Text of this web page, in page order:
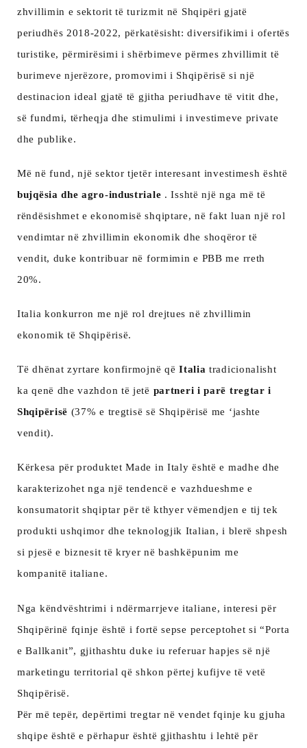
zhvillimin e sektorit të turizmit në Shqipëri gjatë
periudhës 2018-2022, përkatësisht: diversifikimi i ofertës
turistike, përmirësimi i shërbimeve përmes zhvillimit të
burimeve njerëzore, promovimi i Shqipërisë si një
destinacion ideal gjatë të gjitha periudhave të vitit dhe,
së fundmi, tërheqja dhe stimulimi i investimeve private
dhe publike.
Më në fund, një sektor tjetër interesant investimesh është
bujqësia dhe agro-industriale . Isshtë një nga më të
rëndësishmet e ekonomisë shqiptare, në fakt luan një rol
vendimtar në zhvillimin ekonomik dhe shoqëror të
vendit, duke kontribuar në formimin e PBB me rreth
20%.
Italia konkurron me një rol drejtues në zhvillimin
ekonomik të Shqipërisë.
Të dhënat zyrtare konfirmojnë qëItaliatradicionalisht
ka qenë dhe vazhdon të jetë partneri i parë tregtar i
Shqipërisë (37% e tregtisë së Shqipërisë me ‘jashte
vendit).
Kërkesa për produktet Made in Italy është e madhe dhe
karakterizohet nga një tendencë e vazhdueshme e
konsumatorit shqiptar për të kthyer vëmendjen e tij tek
produkti ushqimor dhe teknologjik Italian, i blerë shpesh
si pjesë e biznesit të kryer në bashkëpunim me
kompanitë italiane.
Nga këndvështrimi i ndërmarrjeve italiane, interesi për
Shqipërinë fqinje është i fortë sepse perceptohet si “Porta
e Ballkanit”, gjithashtu duke iu referuar hapjes së një
marketingu territorial që shkon përtej kufijve të vetë
Shqipërisë.
Për më tepër, depërtimi tregtar në vendet fqinje ku gjuha
shqipe është e përhapur është gjithashtu i lehtë për